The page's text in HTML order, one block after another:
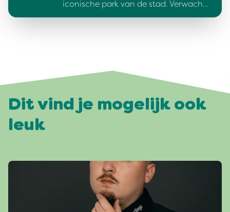
iconische park van de stad. Verwach…
Dit vind je mogelijk ook
leuk